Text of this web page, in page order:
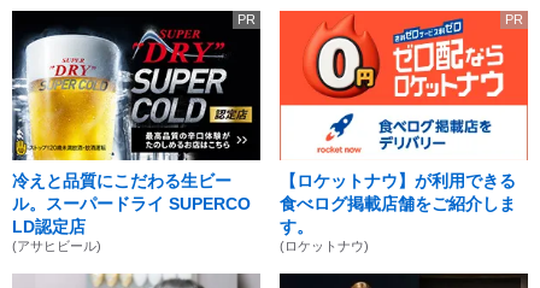
PR
冷えと品質にこだわる生ビー
ル。スーパードライ SUPERCO
LD認定店
(アサヒビール)
PR
【ロケットナウ】が利用できる
食べログ掲載店舗をご紹介しま
す。
(ロケットナウ)